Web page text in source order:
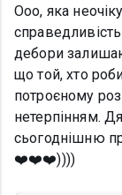
Ооо, яка
дебори
що той, хто
потроєному
нетерпінням.
сьогоднішню
❤️❤️❤️))))